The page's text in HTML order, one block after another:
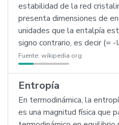
estabilidad de la red
presenta dimensiones de
unidades que la entalpía
signo contrario, es decir (= -
Fuente: wikipedia.org
Entropía
En termodinámica, la
es una magnitud física que